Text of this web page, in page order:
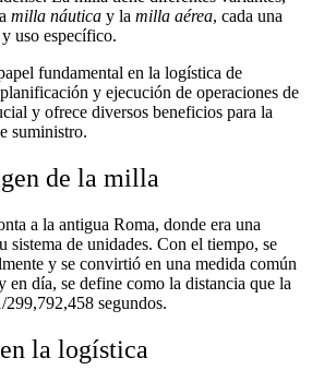
milla náutica y la milla aérea, cada una
uso específico.
fundamental en la logística de
y ejecución de operaciones de
y ofrece diversos beneficios para la
suministro.
de la milla
a la antigua Roma, donde era una
sistema de unidades. Con el tiempo, se
y se convirtió en una medida común
en día, se define como la distancia que la
segundos.
la logística